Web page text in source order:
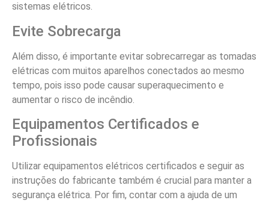
sistemas elétricos.
Evite Sobrecarga
Além disso, é importante evitar sobrecarregar as tomadas
elétricas com muitos aparelhos conectados ao mesmo
tempo, pois isso pode causar superaquecimento e
aumentar o risco de incêndio.
Equipamentos Certificados e
Profissionais
Utilizar equipamentos elétricos certificados e seguir as
instruções do fabricante também é crucial para manter a
segurança elétrica. Por fim, contar com a ajuda de um